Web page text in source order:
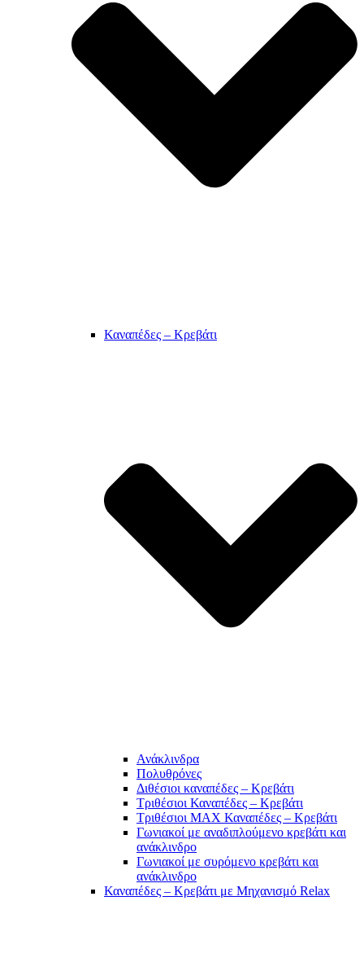
Καναπέδες – Κρεβάτι
Ανάκλινδρα
Πολυθρόνες
Διθέσιοι καναπέδες – Κρεβάτι
Τριθέσιοι Καναπέδες – Κρεβάτι
Τριθέσιοι MAX Καναπέδες – Κρεβάτι
Γωνιακοί με αναδιπλούμενο κρεβάτι και
ανάκλινδρο
Γωνιακοί με συρόμενο κρεβάτι και
ανάκλινδρο
Καναπέδες – Κρεβάτι με Μηχανισμό Relax